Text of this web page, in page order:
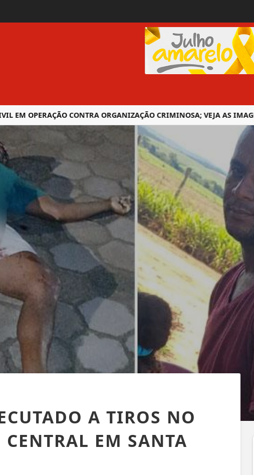
OPERAÇÃO CONTRA ORGANIZAÇÃO CRIMINOSA; VEJA AS IMAGENS
A TIROS NO
EM SANTA